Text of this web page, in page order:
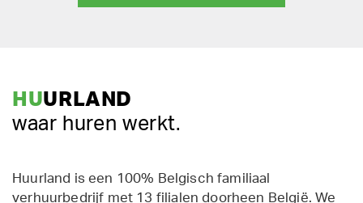
HUURLAND
waar huren werkt.
Huurland is een 100% Belgisch familiaal
verhuurbedrijf met 13 filialen doorheen België. We